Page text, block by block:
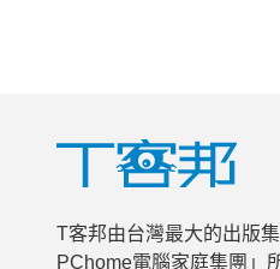
T客邦由台灣最大的出版
PChome電腦家庭集團」